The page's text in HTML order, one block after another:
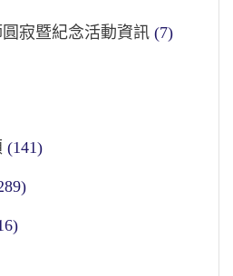
寂暨紀念活動資訊 (7)
(141)